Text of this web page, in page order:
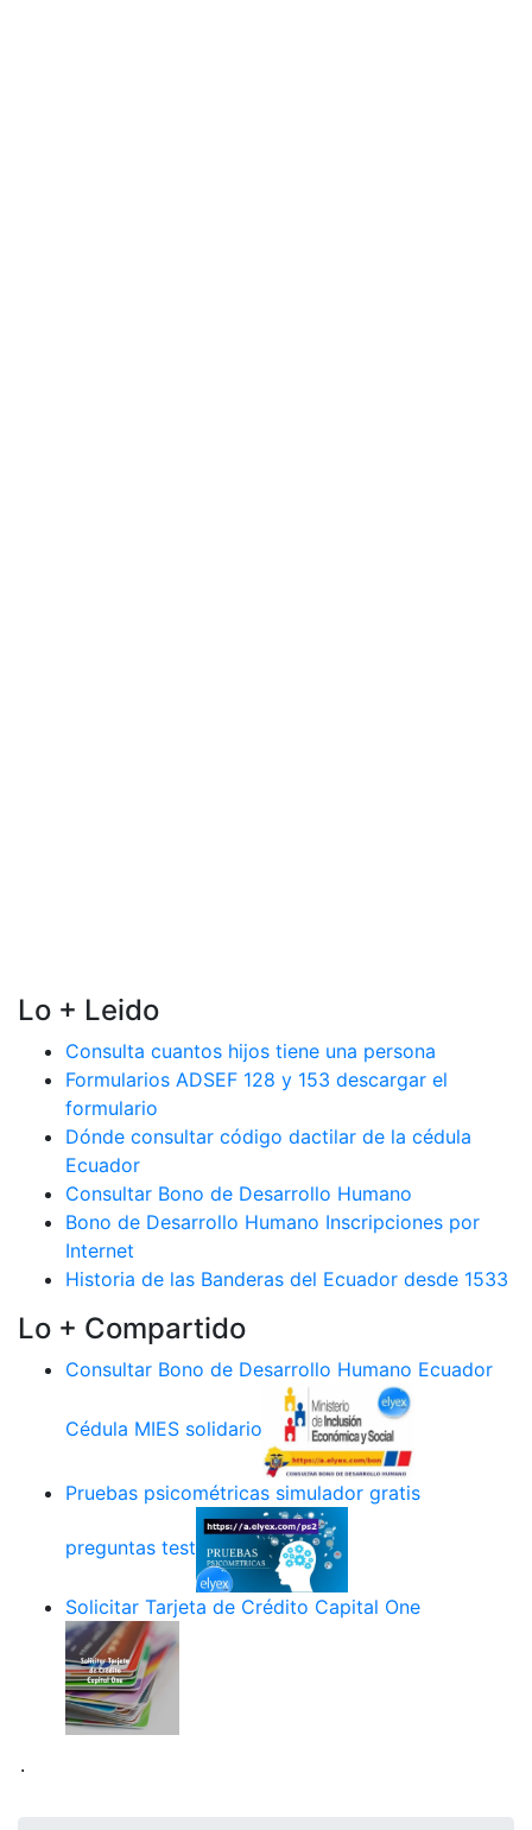
Lo + Leido
Consulta cuantos hijos tiene una persona
Formularios ADSEF 128 y 153 descargar el
formulario
Dónde consultar código dactilar de la cédula
Ecuador
Consultar Bono de Desarrollo Humano
Bono de Desarrollo Humano Inscripciones por
Internet
Historia de las Banderas del Ecuador desde 1533
Lo + Compartido
Consultar Bono de Desarrollo Humano Ecuador
Cédula MIES solidario
Pruebas psicométricas simulador gratis
preguntas test
Solicitar Tarjeta de Crédito Capital One
.